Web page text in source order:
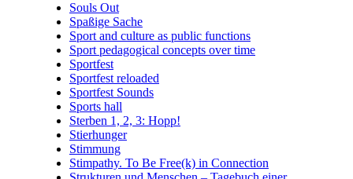
Souls Out
Spaßige Sache
Sport and culture as public functions
Sport pedagogical concepts over time
Sportfest
Sportfest reloaded
Sportfest Sounds
Sports hall
Sterben 1, 2, 3: Hopp!
Stierhunger
Stimmung
Stimpathy. To Be Free(k) in Connection